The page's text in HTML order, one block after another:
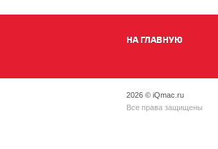
НА ГЛАВНУЮ
2026 © iQmac.ru
Все права защищены